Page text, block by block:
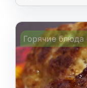
Горячие